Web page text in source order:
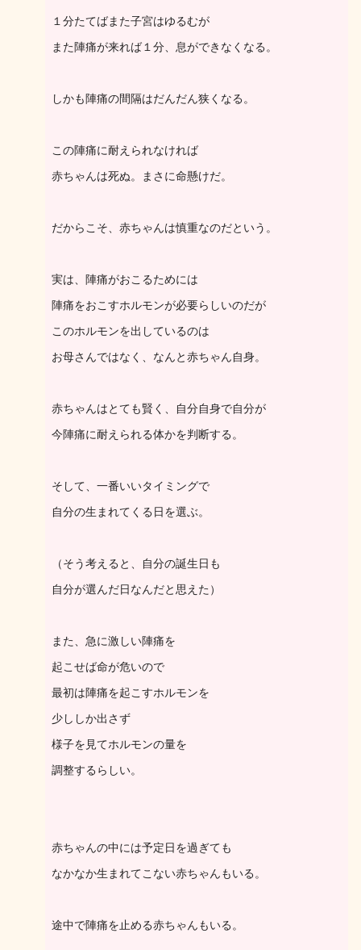
１分たてばまた子宮はゆるむが
また陣痛が来れば１分、息ができなくなる。
しかも陣痛の間隔はだんだん狭くなる。
この陣痛に耐えられなければ
赤ちゃんは死ぬ。まさに命懸けだ。
だからこそ、赤ちゃんは慎重なのだという。
実は、陣痛がおこるためには
陣痛をおこすホルモンが必要らしいのだが
このホルモンを出しているのは
お母さんではなく、なんと赤ちゃん自身。
赤ちゃんはとても賢く、自分自身で自分が
今陣痛に耐えられる体かを判断する。
そして、一番いいタイミングで
自分の生まれてくる日を選ぶ。
（そう考えると、自分の誕生日も
自分が選んだ日なんだと思えた）
また、急に激しい陣痛を
起こせば命が危いので
最初は陣痛を起こすホルモンを
少ししか出さず
様子を見てホルモンの量を
調整するらしい。
赤ちゃんの中には予定日を過ぎても
なかなか生まれてこない赤ちゃんもいる。
途中で陣痛を止める赤ちゃんもいる。